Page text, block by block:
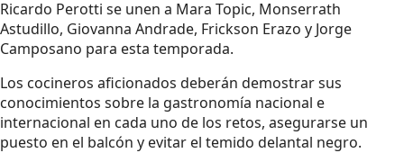
Ricardo Perotti se unen a Mara Topic, Monserrath
Astudillo, Giovanna Andrade, Frickson Erazo y Jorge
Camposano para esta temporada.
Los cocineros aficionados deberán demostrar sus
conocimientos sobre la gastronomía nacional e
internacional en cada uno de los retos, asegurarse un
puesto en el balcón y evitar el temido delantal negro.